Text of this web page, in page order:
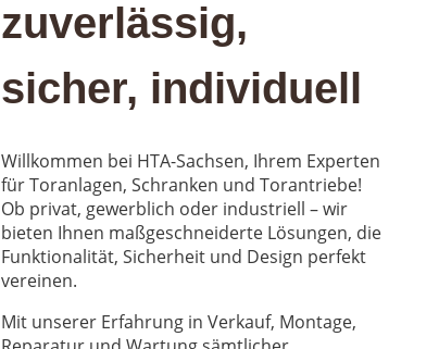
zuverlässig,
sicher, individuell
Willkommen bei HTA-Sachsen, Ihrem Experten
für Toranlagen, Schranken und Torantriebe!
Ob privat, gewerblich oder industriell – wir
bieten Ihnen maßgeschneiderte Lösungen, die
Funktionalität, Sicherheit und Design perfekt
vereinen.
Mit unserer Erfahrung in Verkauf, Montage,